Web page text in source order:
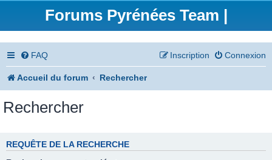
Forums Pyrénées Team |
FAQ Connexion
Inscription
Accueil du forum Rechercher
Rechercher
REQUÊTE DE LA RECHERCHE